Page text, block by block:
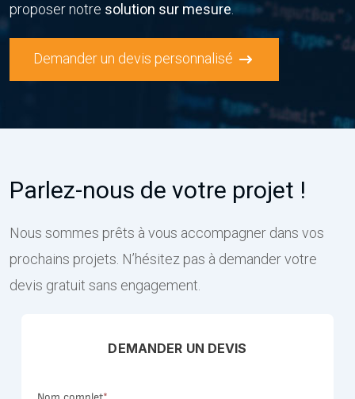
proposer notre solution sur mesure.
Demander un devis personnalisé
Parlez-nous de votre projet !
Nous sommes prêts à vous accompagner dans vos
prochains projets. N’hésitez pas à demander votre
devis gratuit sans engagement.